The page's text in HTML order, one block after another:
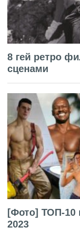
8 гей ретро
сценами
[Фото] ТОП-10
2023